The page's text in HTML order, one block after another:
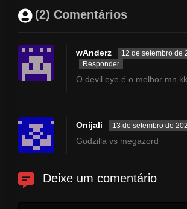
(2) Comentários
wAnderz
12 de setembro de
Responder
O devil eye é o melhor mn
Onijali 13 de setembro de
Godzilla vs megazord
Deixe um comentário